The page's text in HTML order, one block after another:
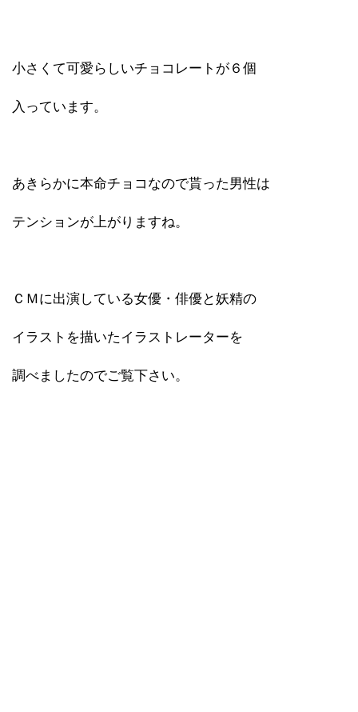
小さくて可愛らしいチョコレートが６個
入っています。
あきらかに本命チョコなので貰った男性は
テンションが上がりますね。
ＣＭに出演している女優・俳優と妖精の
イラストを描いたイラストレーターを
調べましたのでご覧下さい。